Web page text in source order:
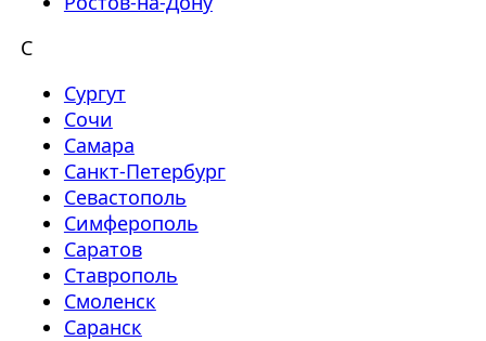
С
Сургут
Сочи
Самара
Санкт-Петербург
Севастополь
Симферополь
Саратов
Ставрополь
Смоленск
Саранск